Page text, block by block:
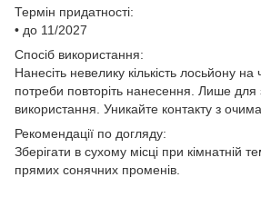
Термін придатності:
• до 11/2027
Спосіб використання:
Нанесіть невелику кількість лосьйону на
потреби повторіть нанесення. Лише для
використання. Уникайте контакту з очима.
Рекомендації по догляду:
Зберігати в сухому місці при кімнатній
прямих сонячних променів.